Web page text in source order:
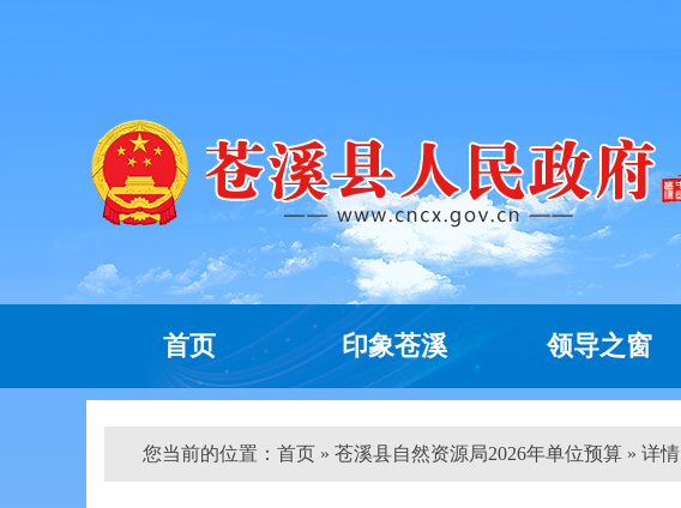
首页 印象苍溪 领导之窗
您当前的位置： 首页 » 苍溪县自然资源局2026年单位预算 » 详情